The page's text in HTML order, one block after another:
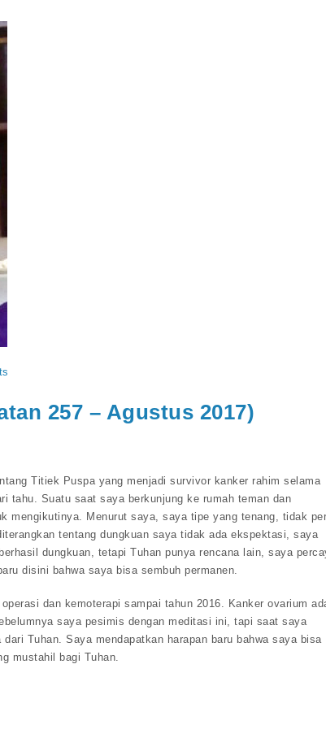
257 – Agustus 2017)
Titiek Puspa yang menjadi survivor kanker rahim selama
tahu. Suatu saat saya berkunjung ke rumah teman dan
mengikutinya. Menurut saya, saya tipe yang tenang, tidak
tentang dungkuan saya tidak ada ekspektasi, saya
dungkuan, tetapi Tuhan punya rencana lain, saya
disini bahwa saya bisa sembuh permanen.
dan kemoterapi sampai tahun 2016. Kanker ovarium
saya pesimis dengan meditasi ini, tapi saat saya
Tuhan. Saya mendapatkan harapan baru bahwa saya bisa
mustahil bagi Tuhan.